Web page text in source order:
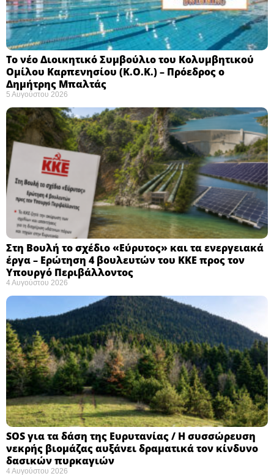
Το νέο Διοικητικό Συμβούλιο του Κολυμβητικού
Ομίλου Καρπενησίου (Κ.Ο.Κ.) – Πρόεδρος ο
Δημήτρης Μπαλτάς
5 Αυγούστου 2026
Στη Βουλή το σχέδιο «Εύρυτος» και τα ενεργειακά
έργα – Ερώτηση 4 βουλευτών του ΚΚΕ προς τον
Υπουργό Περιβάλλοντος
4 Αυγούστου 2026
SOS για τα δάση της Ευρυτανίας / Η συσσώρευση
νεκρής βιομάζας αυξάνει δραματικά τον κίνδυνο
δασικών πυρκαγιών
4 Αυγούστου 2026